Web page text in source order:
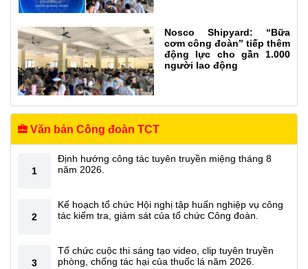
Nosco Shipyard: “Bữa
cơm công đoàn” tiếp thêm
động lực cho gần 1.000
người lao động
Văn bản Công đoàn TCT
1
Định hướng công tác tuyên truyền miệng tháng 8
năm 2026.
2
Kế hoạch tổ chức Hội nghị tập huấn nghiệp vụ công
tác kiểm tra, giám sát của tổ chức Công đoàn.
3
Tổ chức cuộc thi sáng tạo video, clip tuyên truyền
phòng, chống tác hại của thuốc lá năm 2026.